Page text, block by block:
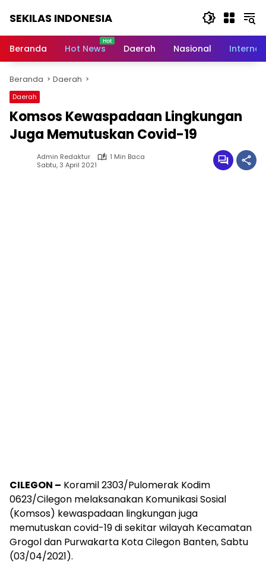
SEKILAS INDONESIA
Terkini,
Latest
World,
Headlines,
News
Today
Beranda Hot News Daerah Nasional
Beranda Daerah
Daerah
Komsos Kewaspadaan Lingkungan
Juga Memutuskan Covid-19
Admin Redaktur
1 Min Baca
Sabtu, 3 April 2021
CILEGON – Koramil 2303/Pulomerak Kodim
0623/Cilegon melaksanakan Komunikasi Sosial
(Komsos) kewaspadaan lingkungan juga
memutuskan covid-19 di sekitar wilayah Kecamatan
Grogol dan Purwakarta Kota Cilegon Banten, Sabtu
(03/04/2021).